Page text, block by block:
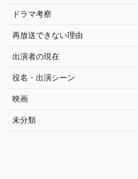
ドラマ考察
再放送できない理由
出演者の現在
役名・出演シーン
映画
未分類